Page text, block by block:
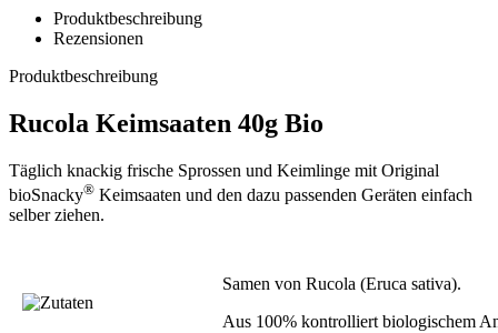
Produktbeschreibung
Rezensionen
Produktbeschreibung
Rucola Keimsaaten 40g Bio
Täglich knackig frische Sprossen und Keimlinge mit Original
bioSnacky® Keimsaaten und den dazu passenden Geräten einfach
selber ziehen.
Samen von Rucola (Eruca sativa).
Aus 100% kontrolliert biologischem